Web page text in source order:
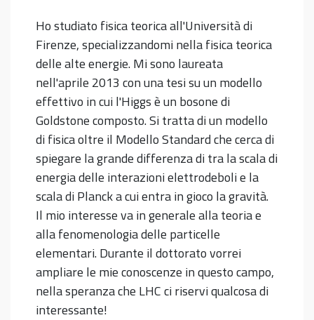
Ho studiato fisica teorica all'Università di
Firenze, specializzandomi nella fisica teorica
delle alte energie. Mi sono laureata
nell'aprile 2013 con una tesi su un modello
effettivo in cui l'Higgs è un bosone di
Goldstone composto. Si tratta di un modello
di fisica oltre il Modello Standard che cerca di
spiegare la grande differenza di tra la scala di
energia delle interazioni elettrodeboli e la
scala di Planck a cui entra in gioco la gravità.
Il mio interesse va in generale alla teoria e
alla fenomenologia delle particelle
elementari. Durante il dottorato vorrei
ampliare le mie conoscenze in questo campo,
nella speranza che LHC ci riservi qualcosa di
interessante!